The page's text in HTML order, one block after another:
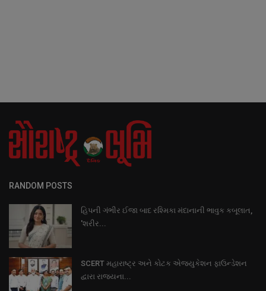
RANDOM POSTS
હિપની ગંભીર ઈજા બાદ રશ્મિકા મંદાનાની ભાવુક કબૂલાત,
'શરીર...
SCERT મહારાષ્ટ્ર અને કોટક એજ્યુકેશન ફાઉન્ડેશન
દ્વારા રાજ્યના...